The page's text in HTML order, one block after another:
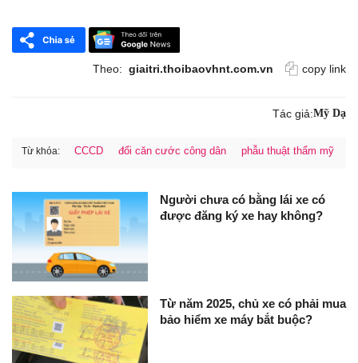
Theo: giaitri.thoibaovhnt.com.vn copy link
Tác giả:Mỹ Dạ
Từ khóa: CCCD đổi căn cước công dân phẫu thuật thẩm mỹ
Người chưa có bằng lái xe có
được đăng ký xe hay không?
Từ năm 2025, chủ xe có phải mua
bảo hiểm xe máy bắt buộc?